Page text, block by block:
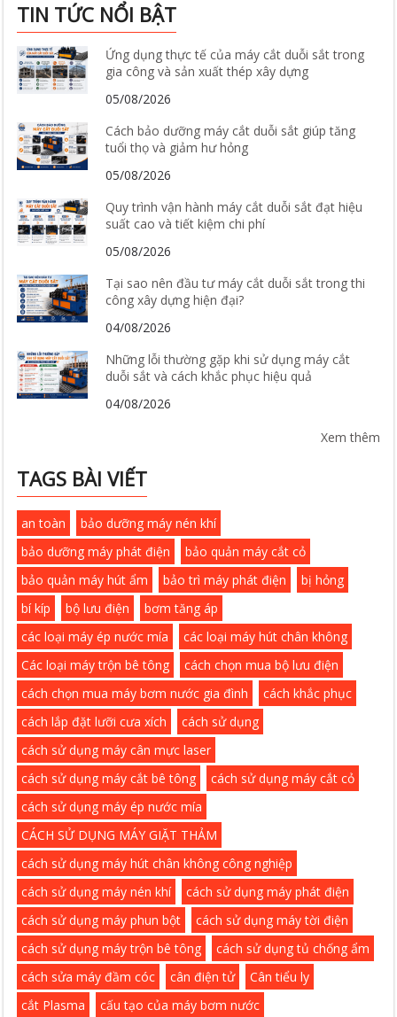
TIN TỨC NỔI BẬT
Ứng dụng thực tế của máy cắt duỗi sắt trong
gia công và sản xuất thép xây dựng
05/08/2026
Cách bảo dưỡng máy cắt duỗi sắt giúp tăng
tuổi thọ và giảm hư hỏng
05/08/2026
Quy trình vận hành máy cắt duỗi sắt đạt hiệu
suất cao và tiết kiệm chi phí
05/08/2026
Tại sao nên đầu tư máy cắt duỗi sắt trong thi
công xây dựng hiện đại?
04/08/2026
Những lỗi thường gặp khi sử dụng máy cắt
duỗi sắt và cách khắc phục hiệu quả
04/08/2026
Xem thêm
TAGS BÀI VIẾT
an toàn
bảo dưỡng máy nén khí
bảo dưỡng máy phát điện
bảo quản máy cắt cỏ
bảo quản máy hút ẩm
bảo trì máy phát điện
bị hỏng
bí kíp
bộ lưu điện
bơm tăng áp
các loại máy ép nước mía
các loại máy hút chân không
Các loại máy trộn bê tông
cách chọn mua bộ lưu điện
cách chọn mua máy bơm nước gia đình
cách khắc phục
cách lắp đặt lưỡi cưa xích
cách sử dụng
cách sử dụng máy cân mực laser
cách sử dụng máy cắt bê tông
cách sử dụng máy cắt cỏ
cách sử dụng máy ép nước mía
CÁCH SỬ DỤNG MÁY GIẶT THẢM
cách sử dụng máy hút chân không công nghiệp
cách sử dụng máy nén khí
cách sử dụng máy phát điện
cách sử dụng máy phun bột
cách sử dụng máy tời điện
cách sử dụng máy trộn bê tông
cách sử dụng tủ chống ẩm
cách sửa máy đầm cóc
cân điện tử
Cân tiểu ly
cắt Plasma
cấu tạo của máy bơm nước